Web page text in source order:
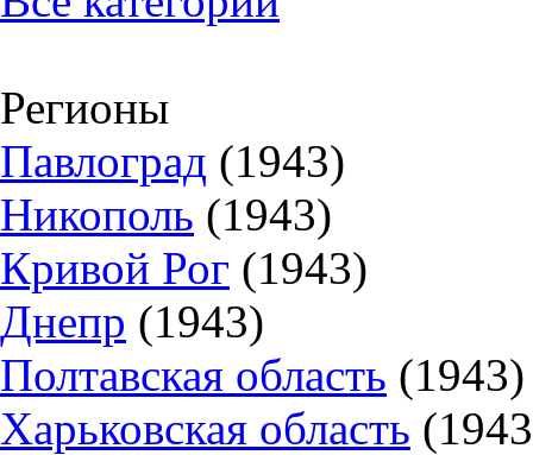
Регионы
Павлоград (1943)
Никополь (1943)
Кривой Рог (1943)
Днепр (1943)
Полтавская область (1943)
Харьковская область